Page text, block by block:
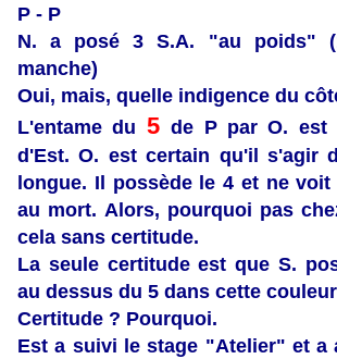
P - P
N. a posé 3 S.A. "au poids"
manche)
Oui, mais, quelle indigence du
L'entame du 5de P par O. est
d'Est. O. est certain qu'il s'agir
longue. Il possède le 4 et ne
au mort. Alors, pourquoi pas
cela sans certitude.
La seule certitude est que S.
au dessus du 5 dans cette couleur
Certitude ? Pourquoi.
Est a suivi le stage "Atelier" et a